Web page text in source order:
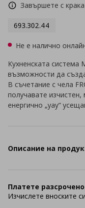
Завършете с
693.302.44
Не е налично
Кухненската система
възможности да
В съчетание с чела
получавате
енергично „уау“
Описание на
Платете
Изчислете вноските си